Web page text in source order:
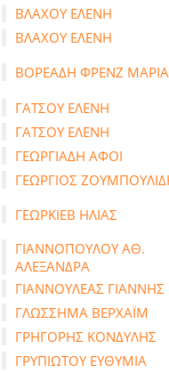
ΒΛΑΧΟΥ ΕΛΕΝΗ
ΒΛΑΧΟΥ ΕΛΕΝΗ
ΒΟΡΕΑΔΗ ΦΡΕΝΖ ΜΑΡΙΑ
ΓΑΤΣΟΥ ΕΛΕΝΗ
ΓΑΤΣΟΥ ΕΛΕΝΗ
ΓΕΩΡΓΙΑΔΗ ΑΦΟΙ
ΓΕΩΡΓΙΟΣ
ΓΕΩΡΚΙΕΒ ΗΛΙΑΣ
ΓΙΑΝΝΟΠΟΥΛΟΥ ΑΘ.
ΑΛΕΞΑΝΔΡΑ
ΓΙΑΝΝΟΥΛΕΑΣ ΓΙΑΝΝΗΣ
ΓΛΩΣΣΗΜΑ ΒΕΡΧΑΪΜ
ΓΡΗΓΟΡΗΣ ΚΟΝΔΥΛΗΣ
ΓΡΥΠΙΩΤΟΥ ΕΥΘΥΜΙΑ